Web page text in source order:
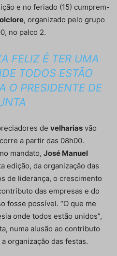
e no feriado (15) cumprem-
, organizado pelo grupo
no palco 2.
FELIZ É TER UMA
TODOS ESTÃO
O PRESIDENTE DE
de velharias vão
a partir das 08h00.
mandato, José Manuel
edição, da organização das
de liderança, o crescimento
das empresas e do
fosse possível. “O que me
onde todos estão unidos”,
numa alusão ao contributo
organização das festas.